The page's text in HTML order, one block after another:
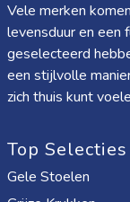
Vele merken
levensduur en een
geselecteerd
een stijlvolle
zich thuis kunt
Top Selecties
Gele Stoelen